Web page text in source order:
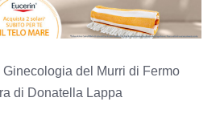
Ginecologia del Murri di Fermo
di Donatella Lappa